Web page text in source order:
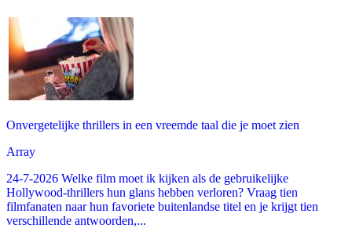
Onvergetelijke thrillers in een vreemde taal die je moet zien
Array
24-7-2026 Welke film moet ik kijken als de gebruikelijke
Hollywood-thrillers hun glans hebben verloren? Vraag tien
filmfanaten naar hun favoriete buitenlandse titel en je krijgt tien
verschillende antwoorden,...